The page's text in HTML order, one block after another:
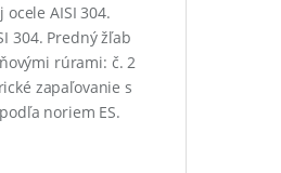
AISI 304.
304. Predný žľab
rúrami: č. 2
zapaľovanie s
noriem ES.